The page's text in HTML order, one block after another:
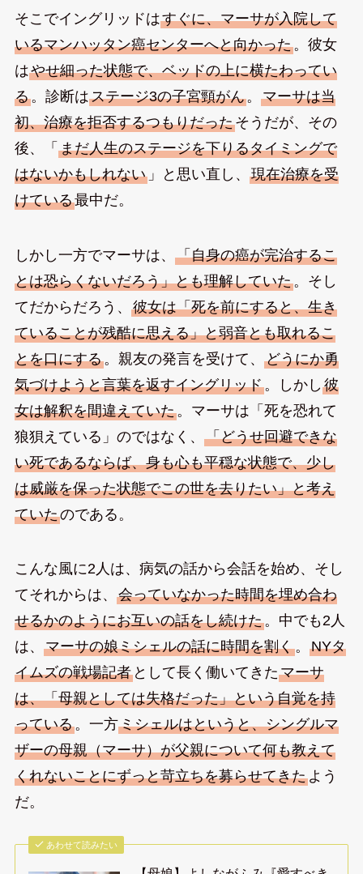
そこでイングリッドはすぐに、マーサが入院して
いるマンハッタン癌センターへと向かった。彼女
はやせ細った状態で、ベッドの上に横たわってい
る。診断はステージ3の子宮頸がん。 マーサは当
初、治療を拒否するつもりだったそうだが、その
後、「 まだ人生のステージを下りるタイミングで
はないかもしれない」と思い直し、 現在治療を受
けている最中だ。
しかし一方でマーサは、 「自身の癌が完治するこ
とは恐らくないだろう」とも理解していた。そし
てだからだろう、 彼女は「死を前にすると、生き
ていることが残酷に思える」と弱音とも取れるこ
とを口にする。親友の発言を受けて、 どうにか勇
気づけようと言葉を返すイングリッド。しかし 彼
女は解釈を間違えていた。マーサは「死を恐れて
狼狽えている」のではなく、 「どうせ回避できな
い死であるならば、身も心も平穏な状態で、少し
は威厳を保った状態でこの世を去りたい」と考え
ていたのである。
こんな風に2人は、病気の話から会話を始め、そし
てそれからは、 会っていなかった時間を埋め合わ
せるかのようにお互いの話をし続けた。中でも2人
は、 マーサの娘ミシェルの話に時間を割く。 NYタ
イムズの戦場記者として長く働いてきたマーサ
は、「母親としては失格だった」という自覚を持
っている。一方ミシェルはというと、シングルマ
ザーの母親（マーサ）が父親について何も教えて
くれないことにずっと苛立ちを募らせてきたよう
だ。
あわせて読みたい